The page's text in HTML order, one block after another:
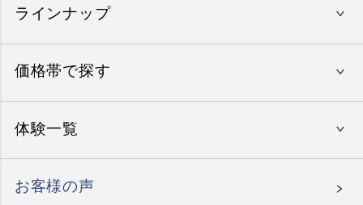
還暦祝い
入学祝い
就職祝い
母の日
ラインナップ
やすらぎの旅
エグゼタイム パート5
価格帯で探す
〜15,000円
体験一覧
お客様の声